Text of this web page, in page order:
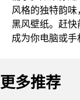
风格的独特韵
黑风壁纸。赶快
成为你电脑或手
更多推荐